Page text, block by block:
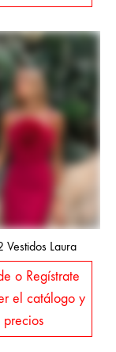
Vestidos Laura
o Regístrate
el catálogo y
precios